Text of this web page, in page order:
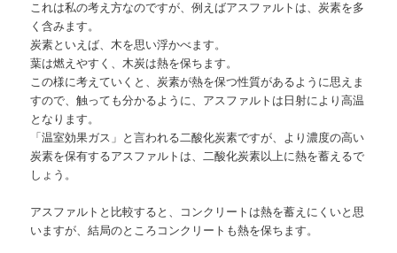
これは私の考え方なのですが、例えばアスファルトは、炭素を多
く含みます。
炭素といえば、木を思い浮かべます。
葉は燃えやすく、木炭は熱を保ちます。
この様に考えていくと、炭素が熱を保つ性質があるように思えま
すので、触っても分かるように、アスファルトは日射により高温
となります。
「温室効果ガス」と言われる二酸化炭素ですが、より濃度の高い
炭素を保有するアスファルトは、二酸化炭素以上に熱を蓄えるで
しょう。
アスファルトと比較すると、コンクリートは熱を蓄えにくいと思
いますが、結局のところコンクリートも熱を保ちます。